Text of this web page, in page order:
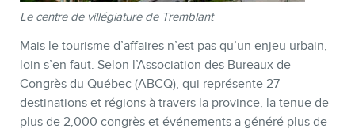
Le centre de villégiature de Tremblant
Mais le tourisme d’affaires n’est pas qu’un enjeu urbain,
loin s’en faut. Selon l’Association des Bureaux de
Congrès du Québec (ABCQ), qui représente 27
destinations et régions à travers la province, la tenue de
plus de 2,000 congrès et événements a généré plus de